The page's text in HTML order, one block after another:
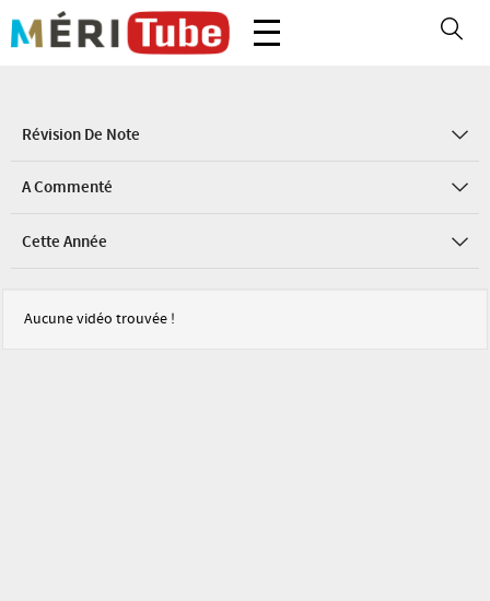
Révision De Note
A Commenté
Cette Année
Aucune vidéo trouvée !